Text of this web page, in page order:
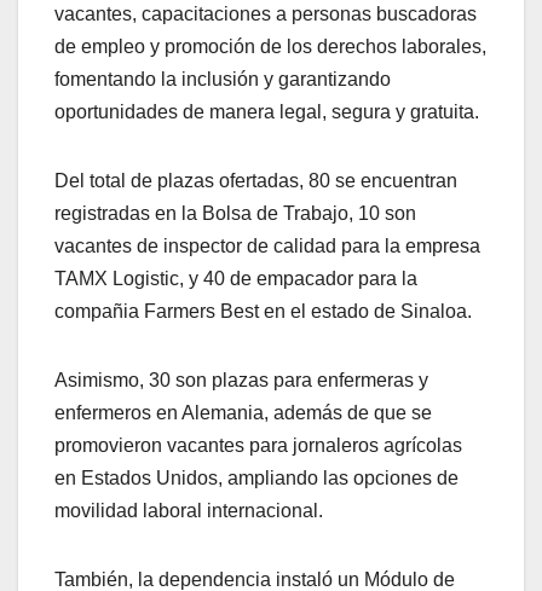
vacantes, capacitaciones a personas buscadoras
de empleo y promoción de los derechos laborales,
fomentando la inclusión y garantizando
oportunidades de manera legal, segura y gratuita.
Del total de plazas ofertadas, 80 se encuentran
registradas en la Bolsa de Trabajo, 10 son
vacantes de inspector de calidad para la empresa
TAMX Logistic, y 40 de empacador para la
compañia Farmers Best en el estado de Sinaloa.
Asimismo, 30 son plazas para enfermeras y
enfermeros en Alemania, además de que se
promovieron vacantes para jornaleros agrícolas
en Estados Unidos, ampliando las opciones de
movilidad laboral internacional.
También, la dependencia instaló un Módulo de